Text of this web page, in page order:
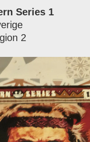
Series 1
2